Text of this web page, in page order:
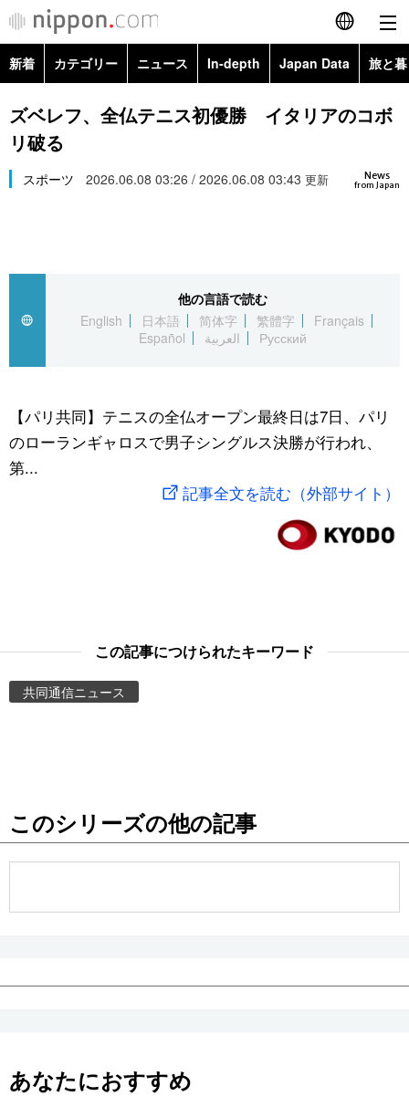
English
简体字
Русский
カテゴリー
経済・ビジネス
国際
文化
トップ
アーカイブ
In-depth
Japan Data
動画/Live
People
新着 カテゴリー ニュース In-depth Japan Data 旅と
政治・外交
経済・ビジネス
スポーツ・東京2020
Topics
ズベレフ、全仏テニス初優勝 イタリアのコボ
リ破る
News
from Japan
スポーツ 2026.06.08 03:26 / 2026.06.08 03:43 更新
他の言語で読む
English
日本語 简体字 繁體字
Français
Español
العربية Русский
【パリ共同】テニスの全仏オープン最終日は7日、パリ
のローランギャロスで男子シングルス決勝が行われ、
第...
記事全文を読む（外部サイト）
この記事につけられたキーワード
共同通信ニュース
このシリーズの他の記事
あなたにおすすめ